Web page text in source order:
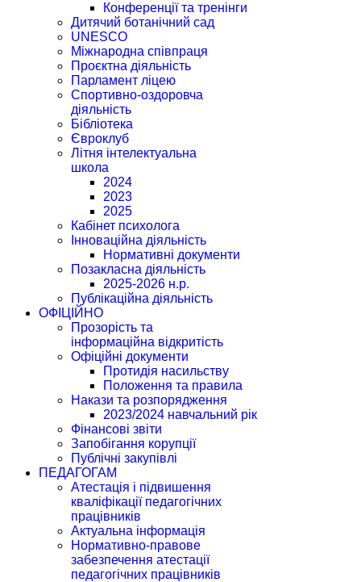
Конференції та тренінги
Дитячий ботанічний сад
UNESCO
Міжнародна співпраця
Проєктна діяльність
Парламент ліцею
Спортивно-оздоровча
діяльність
Бібліотека
Євроклуб
Літня інтелектуальна
школа
2024
2023
2025
Кабінет психолога
Інноваційна діяльність
Нормативні документи
Позакласна діяльність
2025-2026 н.р.
Публікаційна діяльність
ОФІЦІЙНО
Прозорість та
інформаційна відкритість
Офіційні документи
Протидія насильству
Положення та правила
Накази та розпорядження
2023/2024 навчальний рік
Фінансові звіти
Запобігання корупції
Публічні закупівлі
ПЕДАГОГАМ
Атестація і підвишення
кваліфікації педагогічних
працівників
Актуальна інформація
Нормативно-правове
забезпечення атестації
педагогічних працівників